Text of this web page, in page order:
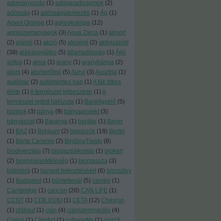
adományozás (1) adóparadicsomok (2)
adósság (1) adósságütemezés (1) Ág (1)
Agent Orange (1) agroökológia (12)
agroüzemanyagok (3) Agua Zarca (1) airport
(2) ajánló (1) akció (5) akciónk (2) aktivizálódj
(38) aláírásgyűjtés (5) államadósság (1) Álló
szikla (1) alma (1) arany (1) aranybánya (2)
atom (4) atomerőmű (5) Aurul (3) Ausztria (1)
autóipar (2) autómentes nap (1) A fák titkos
élete (1) A természet jelbeszéde (1) A
természet rejtett hálózata (1) Bankfigyelő (5)
bankok (3) bánya (9) bányaprojekt (3)
bányászat (3) Baranya (1) barátai (1) Bayer
(1) BAZ (1) Belgium (2) beporzók (18) Berlin
(1) Berta Cáceres (2) BindingTreaty (8)
biodiverzitás (7) biogazdálkodás (1) biokert
(2) biológiaisokféleség (1) biomassza (3)
bólintsrá (1) borsod fejlesztéséért (6) börzsőny
(1) Budapest (1) büntetlenül (5) cambo (1)
Cambridge (1) cancún (20) CAN LIFE (1)
CCGT (1) CDE EUKI (1) CETA (12) Chevron
(1) chillout (1) cián (4) ciánszennyezés (4)